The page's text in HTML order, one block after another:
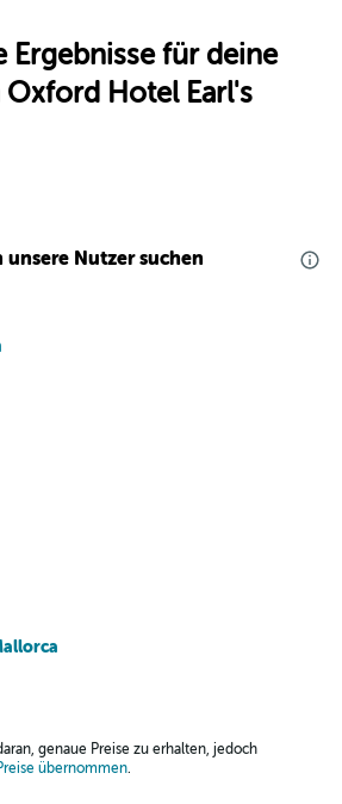
Ergebnisse für deine
Hotel Earl's
unsere Nutzer suchen
genaue Preise zu erhalten, jedoch
übernommen.